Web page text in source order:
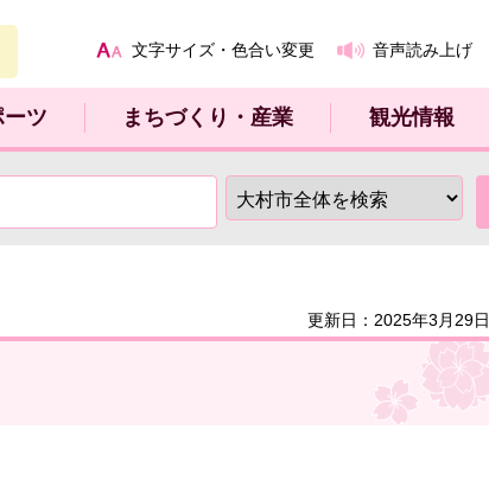
文字サイズ・色合い変更 音声読み上げ
ツ まちづくり・産業 観光情報
更新日：2025年3月29日